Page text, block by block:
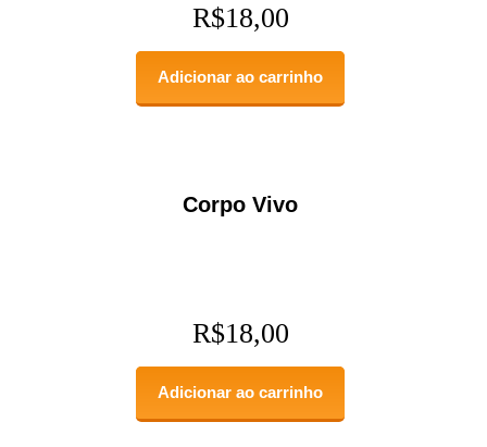
R$18,00
Adicionar ao carrinho
Corpo Vivo
R$18,00
Adicionar ao carrinho